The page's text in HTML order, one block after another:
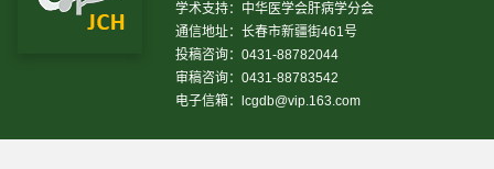
学术支持：中华医学会肝病学分会
通信地址：长春市新疆街461号
投稿咨询：0431-88782044
审稿咨询：0431-88783542
电子信箱：
lcgdb@vip.163.com